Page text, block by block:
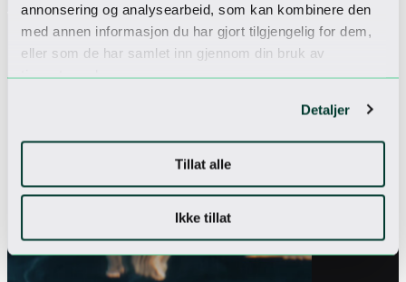
annonsering og analysearbeid, som kan kombinere den
med annen informasjon du har gjort tilgjengelig for dem,
eller som de har samlet inn gjennom din bruk av
tjenestene deres.
Detaljer
Tillat alle
Ikke tillat
Vår spashop følger Sparesepsjonens åpningstider,
her får du veiledning og gode råd fra våre dyktige
medarbeidere.
Lør
10–20
10–16